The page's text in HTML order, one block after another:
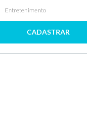
Entretenimento
CADASTRAR